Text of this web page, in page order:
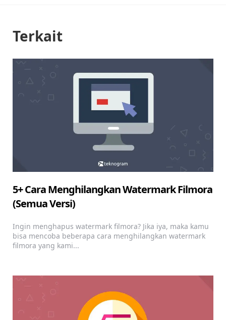
Terkait
5+ Cara Menghilangkan Watermark Filmora
(Semua Versi)
Ingin menghapus watermark filmora? Jika iya, maka kamu
bisa mencoba beberapa cara menghilangkan watermark
filmora yang kami...